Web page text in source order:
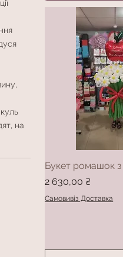
на
Букет ромашок
Ціна
2 630,00 ₴
Самовивіз Доставка